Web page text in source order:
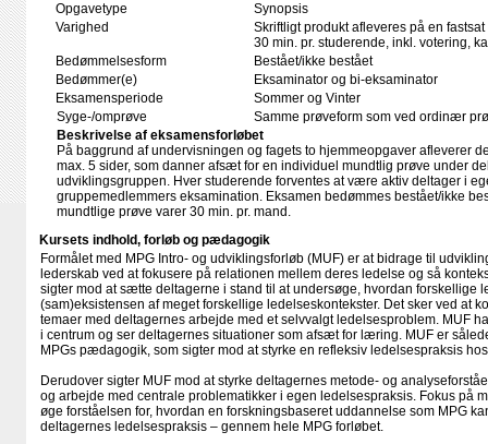
Opgavetype
Synopsis
Varighed
Skriftligt produkt afleveres på en
30 min. pr. studerende, inkl. votering,
Bedømmelsesform
Bestået/ikke bestået
Bedømmer(e)
Eksaminator og bi-eksaminator
Eksamensperiode
Sommer og Vinter
Syge-/omprøve
Samme prøveform som ved ordinær
Beskrivelse af eksamensforløbet
På baggrund af undervisningen og fagets to hjemmeopgaver afleverer
max. 5 sider, som danner afsæt for en individuel mundtlig prøve under
udviklingsgruppen. Hver studerende forventes at være aktiv deltager i
gruppemedlemmers eksamination. Eksamen bedømmes bestået/ikke
mundtlige prøve varer 30 min. pr. mand.
Kursets indhold, forløb og pædagogik
Formålet med MPG Intro- og udviklingsforløb (MUF) er at bidrage til
lederskab ved at fokusere på relationen mellem deres ledelse og så
sigter mod at sætte deltagerne i stand til at undersøge, hvordan forskellige
(sam)eksistensen af meget forskellige ledelseskontekster. Det sker ved at
temaer med deltagernes arbejde med et selvvalgt ledelsesproblem. MUF
i centrum og ser deltagernes situationer som afsæt for læring. MUF er
MPGs pædagogik, som sigter mod at styrke en refleksiv ledelsespraksis
Derudover sigter MUF mod at styrke deltagernes metode- og
og arbejde med centrale problematikker i egen ledelsespraksis. Fokus på
øge forståelsen for, hvordan en forskningsbaseret uddannelse som MPG
deltagernes ledelsespraksis – gennem hele MPG forløbet.